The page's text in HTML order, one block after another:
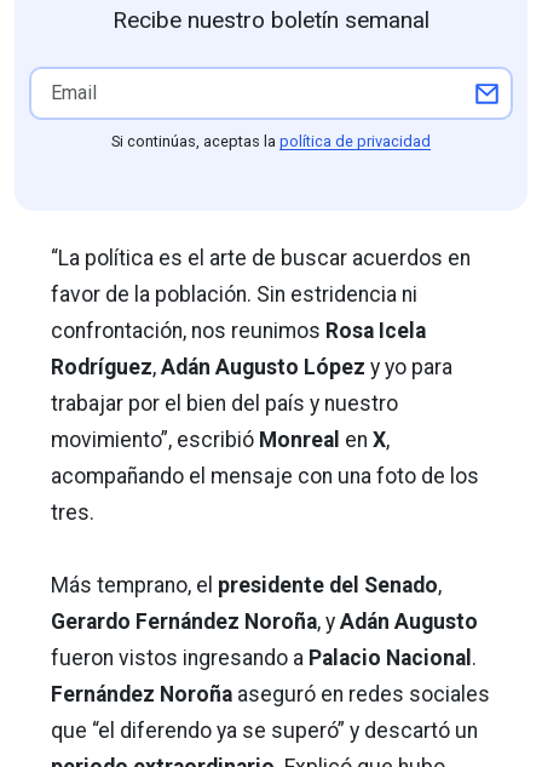
Recibe nuestro boletín semanal
Si continúas, aceptas la política de privacidad
“La política es el arte de buscar acuerdos en
favor de la población. Sin estridencia ni
confrontación, nos reunimos Rosa Icela
Rodríguez, Adán Augusto López y yo para
trabajar por el bien del país y nuestro
movimiento”, escribió Monreal en X,
acompañando el mensaje con una foto de los
tres.
Más temprano, el presidente del Senado,
Gerardo Fernández Noroña, y Adán Augusto
fueron vistos ingresando a Palacio Nacional .
Fernández Noroña aseguró en redes sociales
que “el diferendo ya se superó” y descartó un